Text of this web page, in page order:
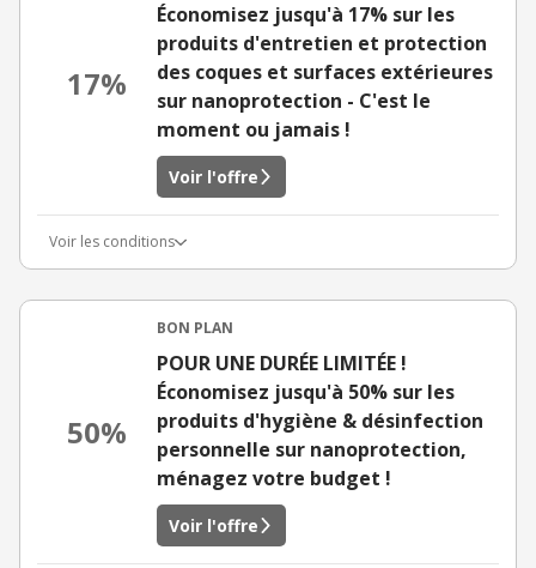
17%
Économisez jusqu'à 17% sur les
produits d'entretien et protection
des coques et surfaces extérieures
sur nanoprotection - C'est le
moment ou jamais !
Voir l'offre
Voir les conditions
50%
BON PLAN
POUR UNE DURÉE LIMITÉE !
Économisez jusqu'à 50% sur les
produits d'hygiène & désinfection
personnelle sur nanoprotection,
ménagez votre budget !
Voir l'offre